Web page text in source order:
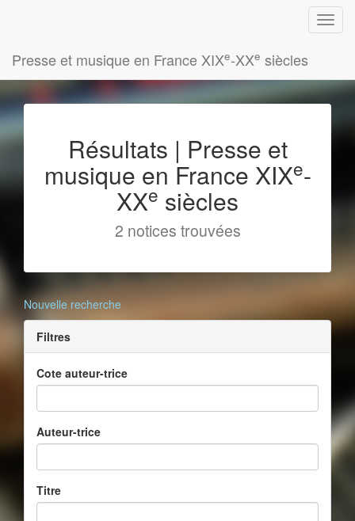
Presse et musique en France XIXe-XXe siècles
Résultats | Presse et
musique en France XIXe-
XXe siècles
2 notices trouvées
Nouvelle recherche
Filtres
Cote auteur-trice
Auteur-trice
Titre